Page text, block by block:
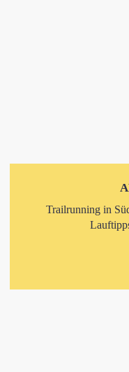
Trailrunning in